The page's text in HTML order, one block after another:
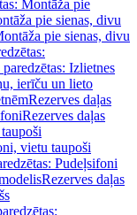
Montāža pie
pie sienas, divu
pie sienas, divu
Izlietnes
ierīču un lieto
Rezerves daļas
Rezerves daļas
vietu taupoši
Pudeļsifoni
Rezerves daļas